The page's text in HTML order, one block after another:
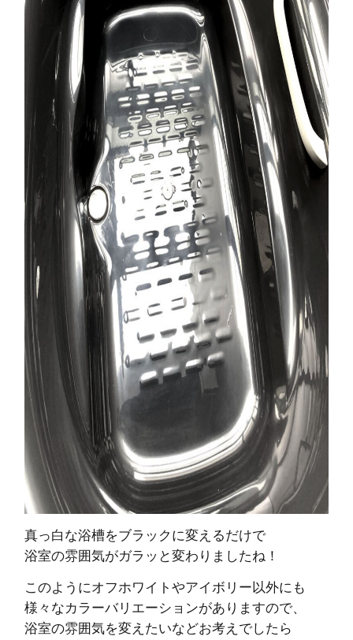
真っ白な浴槽をブラックに変えるだけで
浴室の雰囲気がガラッと変わりましたね！
このようにオフホワイトやアイボリー以外にも
様々なカラーバリエーションがありますので、
浴室の雰囲気を変えたいなどお考えでしたら